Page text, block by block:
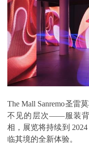
The Mall Sanremo圣雷
不见的层次——服装背
相，展览将持续到
临其境的全新体验。